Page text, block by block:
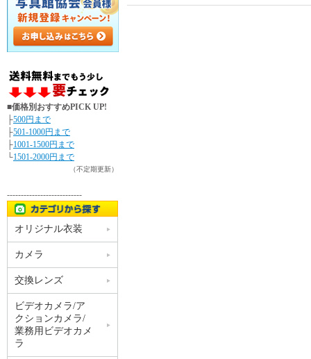
■価格別おすすめPICK UP!
├500円まで
├501-1000円まで
├1001-1500円まで
└1501-2000円まで
（不定期更新）
---------------------------
オリジナル衣装
カメラ
交換レンズ
ビデオカメラ/ア
クションカメラ/
業務用ビデオカメ
ラ